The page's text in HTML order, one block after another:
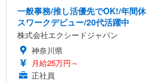
一般事務/推し活優先でOK!/年間
スワークデビュー/20代活躍中
株式会社エクシードジャパン
神奈川県
月給25万円～
正社員